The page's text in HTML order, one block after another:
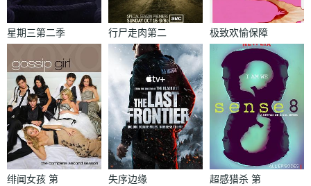
星期三第二季
行尸走肉第二
极致欢愉保障
绯闻女孩 第
失序边缘
超感猎杀 第